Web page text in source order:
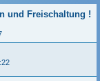
und Freischaltung !